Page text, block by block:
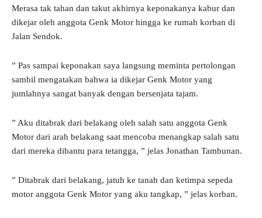
Merasa tak tahan dan takut akhirnya keponakanya kabur dan
dikejar oleh anggota Genk Motor hingga ke rumah korban di
Jalan Sendok.
” Pas sampai keponakan saya langsung meminta pertolongan
sambil mengatakan bahwa ia dikejar Genk Motor yang
jumlahnya sangat banyak dengan bersenjata tajam.
” Aku ditabrak dari belakang oleh salah satu anggota Genk
Motor dari arah belakang saat mencoba menangkap salah satu
dari mereka dibantu para tetangga, ” jelas Jonathan Tambunan.
” Ditabrak dari belakang, jatuh ke tanah dan ketimpa sepeda
motor anggota Genk Motor yang aku tangkap, ” jelas korban.